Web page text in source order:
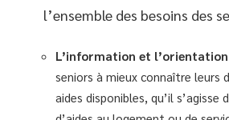
l’ensemble des besoins des
L’information et
seniors à mieux connaître leurs
aides disponibles, qu’il s’agisse